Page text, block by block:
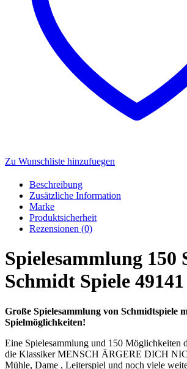
Zu Wunschliste hinzufuegen
Beschreibung
Zusätzliche Information
Marke
Produktsicherheit
Rezensionen (0)
Spielesammlung 150
Schmidt Spiele 49141
Große Spielesammlung von Schmidtspiele
Spielmöglichkeiten!
Eine Spielesammlung und 150 Möglichkeiten
die Klassiker MENSCH ÄRGERE DICH
Mühle, Dame , Leiterspiel und noch viele